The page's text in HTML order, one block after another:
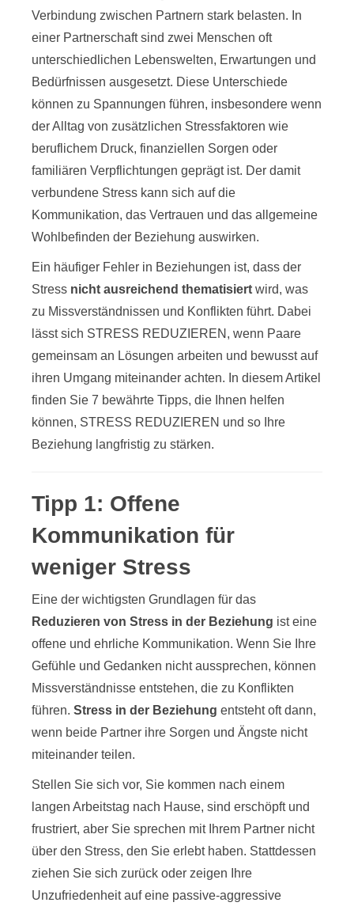
Verbindung zwischen Partnern stark belasten. In
einer Partnerschaft sind zwei Menschen oft
unterschiedlichen Lebenswelten, Erwartungen und
Bedürfnissen ausgesetzt. Diese Unterschiede
können zu Spannungen führen, insbesondere wenn
der Alltag von zusätzlichen Stressfaktoren wie
beruflichem Druck, finanziellen Sorgen oder
familiären Verpflichtungen geprägt ist. Der damit
verbundene Stress kann sich auf die
Kommunikation, das Vertrauen und das allgemeine
Wohlbefinden der Beziehung auswirken.
Ein häufiger Fehler in Beziehungen ist, dass der
Stress nicht ausreichend thematisiert wird, was
zu Missverständnissen und Konflikten führt. Dabei
lässt sich STRESS REDUZIEREN, wenn Paare
gemeinsam an Lösungen arbeiten und bewusst auf
ihren Umgang miteinander achten. In diesem Artikel
finden Sie 7 bewährte Tipps, die Ihnen helfen
können, STRESS REDUZIEREN und so Ihre
Beziehung langfristig zu stärken.
Tipp 1: Offene
Kommunikation für
weniger Stress
Eine der wichtigsten Grundlagen für das
Reduzieren von Stress in der Beziehung ist eine
offene und ehrliche Kommunikation. Wenn Sie Ihre
Gefühle und Gedanken nicht aussprechen, können
Missverständnisse entstehen, die zu Konflikten
führen. Stress in der Beziehung entsteht oft dann,
wenn beide Partner ihre Sorgen und Ängste nicht
miteinander teilen.
Stellen Sie sich vor, Sie kommen nach einem
langen Arbeitstag nach Hause, sind erschöpft und
frustriert, aber Sie sprechen mit Ihrem Partner nicht
über den Stress, den Sie erlebt haben. Stattdessen
ziehen Sie sich zurück oder zeigen Ihre
Unzufriedenheit auf eine passive-aggressive